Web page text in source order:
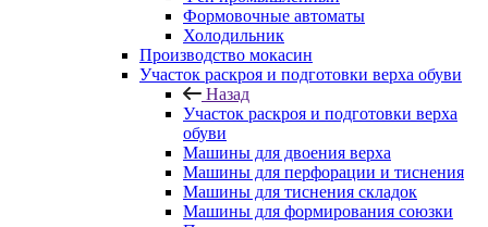
Формовочные автоматы
Холодильник
Производство мокасин
Участок раскроя и подготовки верха обуви
Назад
Участок раскроя и подготовки верха
обуви
Машины для двоения верха
Машины для перфорации и тиснения
Машины для тиснения складок
Машины для формирования союзки